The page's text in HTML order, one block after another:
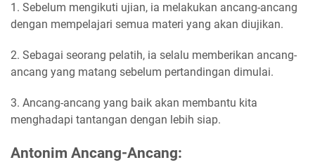
1. Sebelum mengikuti ujian, ia melakukan ancang-ancang
dengan mempelajari semua materi yang akan diujikan.
2. Sebagai seorang pelatih, ia selalu memberikan ancang-
ancang yang matang sebelum pertandingan dimulai.
3. Ancang-ancang yang baik akan membantu kita
menghadapi tantangan dengan lebih siap.
Antonim Ancang-Ancang: